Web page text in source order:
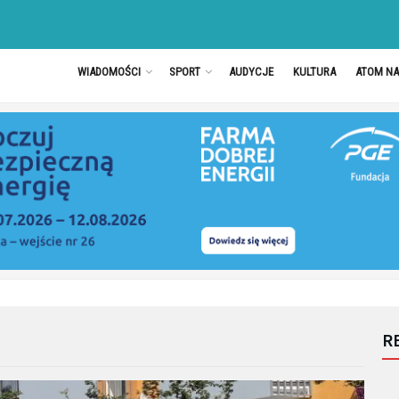
WIADOMOŚCI SPORT AUDYCJE KULTURA ATOM